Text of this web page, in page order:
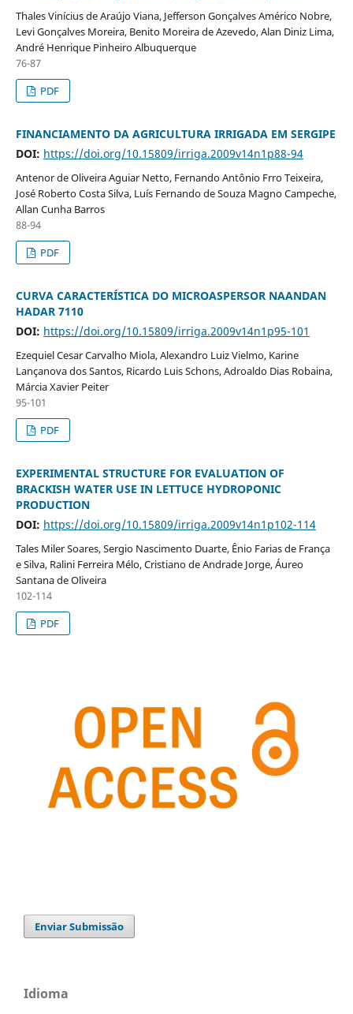
Thales Vinícius de Araújo Viana, Jefferson Gonçalves Américo Nobre,
Levi Gonçalves Moreira, Benito Moreira de Azevedo, Alan Diniz Lima,
André Henrique Pinheiro Albuquerque
76-87
PDF
FINANCIAMENTO DA AGRICULTURA IRRIGADA EM SERGIPE
DOI: https://doi.org/10.15809/irriga.2009v14n1p88-94
Antenor de Oliveira Aguiar Netto, Fernando Antônio Frro Teixeira,
José Roberto Costa Silva, Luís Fernando de Souza Magno Campeche,
Allan Cunha Barros
88-94
PDF
CURVA CARACTERÍSTICA DO MICROASPERSOR NAANDAN
HADAR 7110
DOI: https://doi.org/10.15809/irriga.2009v14n1p95-101
Ezequiel Cesar Carvalho Miola, Alexandro Luiz Vielmo, Karine
Lançanova dos Santos, Ricardo Luis Schons, Adroaldo Dias Robaina,
Márcia Xavier Peiter
95-101
PDF
EXPERIMENTAL STRUCTURE FOR EVALUATION OF
BRACKISH WATER USE IN LETTUCE HYDROPONIC
PRODUCTION
DOI: https://doi.org/10.15809/irriga.2009v14n1p102-114
Tales Miler Soares, Sergio Nascimento Duarte, Ênio Farias de França
e Silva, Ralini Ferreira Mélo, Cristiano de Andrade Jorge, Áureo
Santana de Oliveira
102-114
PDF
Enviar Submissão
Idioma